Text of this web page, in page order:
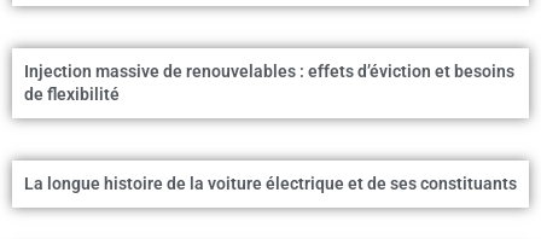
Injection massive de renouvelables : effets d’éviction et besoins
de flexibilité
La longue histoire de la voiture électrique et de ses constituants